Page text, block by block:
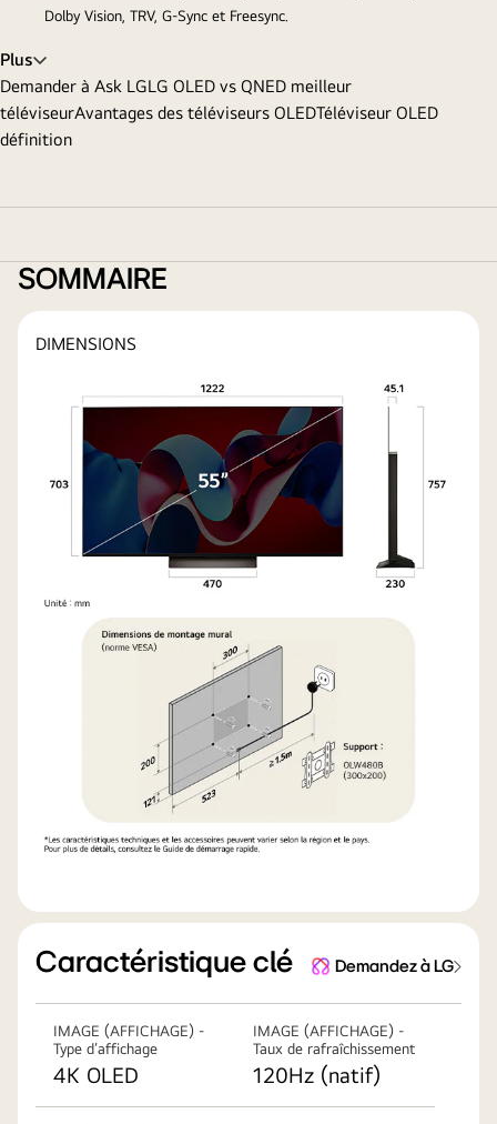
Dolby Vision, TRV, G-Sync et Freesync.
Plus
Demander à Ask LGLG OLED vs QNED meilleur
téléviseurAvantages des téléviseurs OLEDTéléviseur OLED
définition
SOMMAIRE
DIMENSIONS
Caractéristique clé Demandez à LG
IMAGE (AFFICHAGE) -
Type d’affichage
4K OLED
IMAGE (AFFICHAGE) -
Taux de rafraîchissement
120Hz (natif)